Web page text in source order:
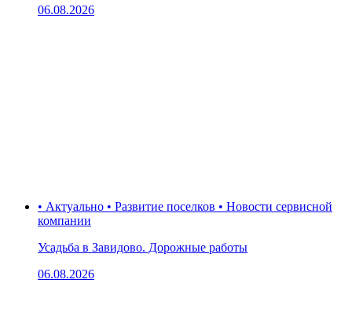
06.08.2026
• Актуально • Развитие поселков • Новости сервисной
компании
Усадьба в Завидово. Дорожные работы
06.08.2026